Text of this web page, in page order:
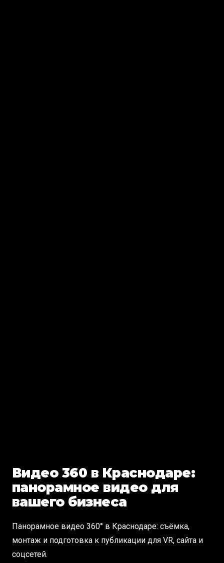
Видео 360 в Краснодаре:
панорамное видео для
вашего бизнеса
Панорамное видео 360° в Краснодаре: съёмка,
монтаж и подготовка к публикации для VR, сайта и
соцсетей.